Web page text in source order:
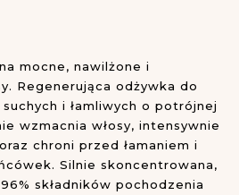
mocne, nawilżone i
Regenerująca odżywka do
suchych i łamliwych o potrójnej
wzmacnia włosy, intensywnie
chroni przed łamaniem i
Silnie skoncentrowana,
składników pochodzenia